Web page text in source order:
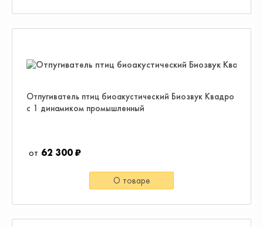
Отпугиватель птиц биоакустический Биозвук Квадро
с 1 динамиком промышленный
62 300 ₽
О товаре